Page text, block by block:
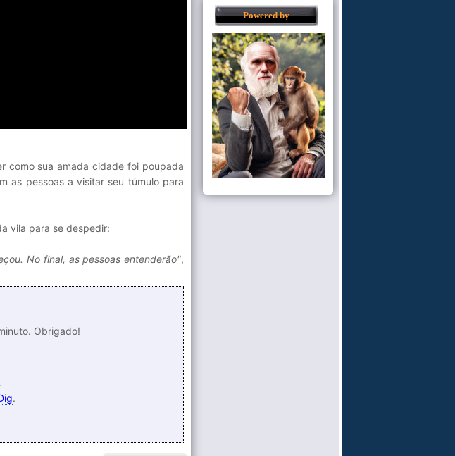
como sua amada cidade foi poupada
as pessoas a visitar seu túmulo para
vila para se despedir:
No final, as pessoas entenderão",
Obrigado!
.
.
Powered by